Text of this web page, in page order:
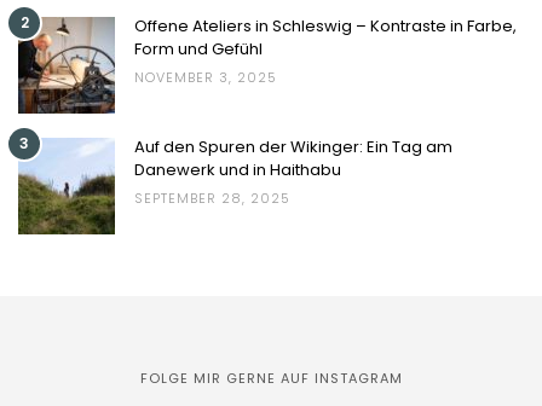
2
Offene Ateliers in Schleswig – Kontraste in Farbe,
Form und Gefühl
NOVEMBER 3, 2025
3
Auf den Spuren der Wikinger: Ein Tag am
Danewerk und in Haithabu
SEPTEMBER 28, 2025
FOLGE MIR GERNE AUF INSTAGRAM